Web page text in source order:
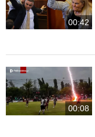
00:42
00:08